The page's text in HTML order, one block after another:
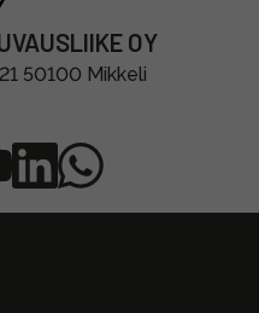
OY
50100 Mikkeli